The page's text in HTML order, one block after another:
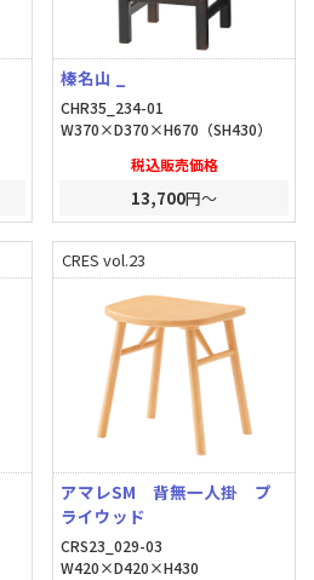
榛名山 _
CHR35_234-01
W370×D370×H670（SH430）
税込販売価格
13,700円～
CRES vol.23
アマレSM 背無一人掛 プ
ライウッド
CRS23_029-03
W420×D420×H430